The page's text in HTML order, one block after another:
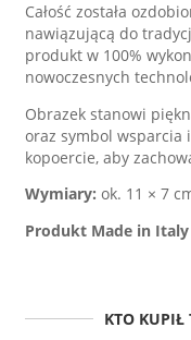
Całość została
nawiązującą do
produkt w 100%
nowoczesnych
Obrazek stanowi
oraz symbol wsparcia
kopoercie, aby
Wymiary: ok. 11 × 7
Produkt Made in Italy
KTO KUPIŁ